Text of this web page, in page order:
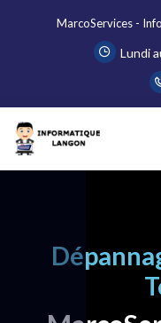
MarcoServices -
Lundi